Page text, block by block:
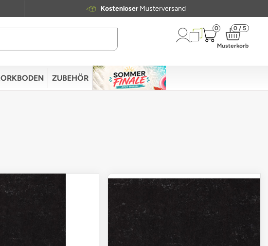
Kostenloser Musterversand
0 0 / 5
Musterkorb
ZUBEHÖR